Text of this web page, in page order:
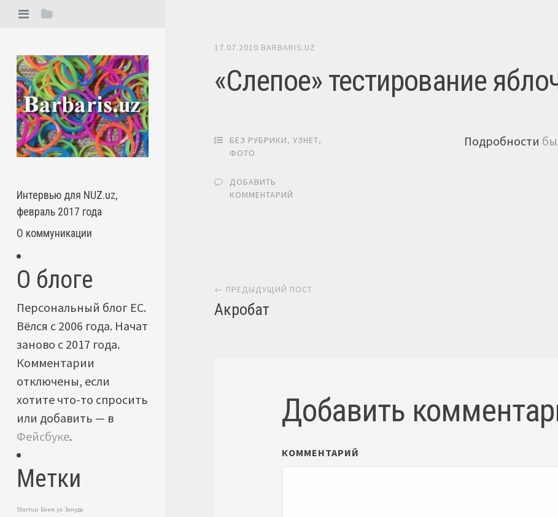
Интервью для NUZ.uz,
февраль 2017 года
О коммуникации
О блоге
Персональный блог ЕС.
Вёлся с 2006 года. Начат
заново с 2017 года.
Комментарии
отключены, если
хотите что-то спросить
или добавить — в
Фейсбуке.
Метки
Startup Баня.уз Зануда
17.07.2010 BARBARIS.UZ
«Слепое» тестирование
БЕЗ РУБРИКИ,УЗНЕТ,
ФОТО
ДОБАВИТЬ
КОММЕНТАРИЙ
Подробности
← ПРЕДЫДУЩИЙ ПОСТ
Акробат
Добавить
КОММЕНТАРИЙ